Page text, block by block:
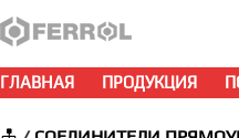
ГЛАВНАЯ ПРОДУКЦИЯ